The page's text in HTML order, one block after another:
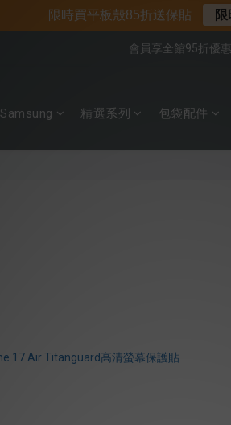
📍新客首購現折$50｜加入會
📌年中下殺 手機殼3
會員享全館95折優惠
Samsung 精選系列 包袋配件
限時買平板殼85折送保貼